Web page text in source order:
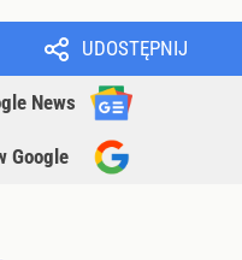
UDOSTĘPNIJ
News
Google